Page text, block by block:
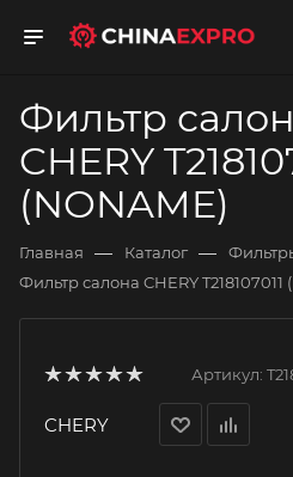
Фильтр
CHERY
(NONAME)
Главная — Каталог —
Фильтр салона CHERY T218107011
Артикул:
CHERY